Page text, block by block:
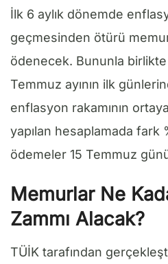
İlk 6 aylık dönemde
geçmesinden ötürü
ödenecek. Bununla
Temmuz ayının ilk
enflasyon rakamının
yapılan hesaplamada fark
ödemeler 15 Temmuz
Memurlar Ne
Zammı Alacak?
TÜİK tarafından